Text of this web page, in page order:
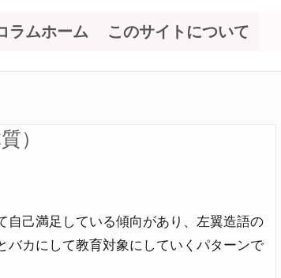
ラムホーム このサイトについて
）
自己満足している傾向があり、左翼造語の
カにして教育対象にしていくパターンで